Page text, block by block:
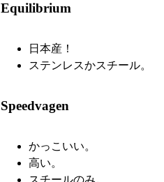
Equilibrium
日本産！
ステンレスかスチール。
Speedvagen
かっこいい。
高い。